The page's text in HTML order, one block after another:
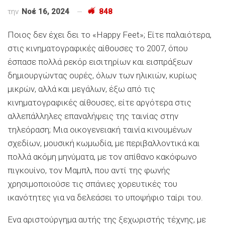
την Νοέ 16, 2024 848
Ποιος δεν έχει δει το «Happy Feet»; Είτε παλαιότερα,
στις κινηματογραφικές αίθουσες το 2007, όπου
έσπασε πολλά ρεκόρ εισιτηρίων και εισπράξεων
δημιουργώντας ουρές, όλων των ηλικιών, κυρίως
μικρών, αλλά και μεγάλων, έξω από τις
κινηματογραφικές αίθουσες, είτε αργότερα στις
αλλεπάλληλες επαναλήψεις της ταινίας στην
τηλεόραση; Μια οικογενειακή ταινία κινουμένων
σχεδίων, μουσική κωμωδία, με περιβαλλοντικά και
πολλά ακόμη μηνύματα, με τον απίθανο κακόφωνο
πιγκουίνο, τον Μαμπλ, που αντί της φωνής
χρησιμοποιούσε τις σπάνιες χορευτικές του
ικανότητες για να δελεάσει το υποψήφιο ταίρι του.
Ενα αριστούργημα αυτής της ξεχωριστής τέχνης, με